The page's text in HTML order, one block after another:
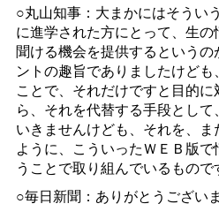
○丸山知事：大まかにはそうい
に進学された方にとって、生
聞ける機会を提供するという
ントの趣旨でありましたけど
ことで、それだけですと目的
ら、それを代替する手段とし
いきませんけども、それを、
ように、こういったＷＥＢ 版で
うことで取り組んでいるもので
○毎日新聞：ありがとうございま